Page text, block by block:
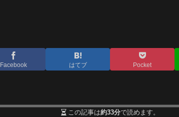
Facebook はてブ Pocket
この記事は約33分で読めます。